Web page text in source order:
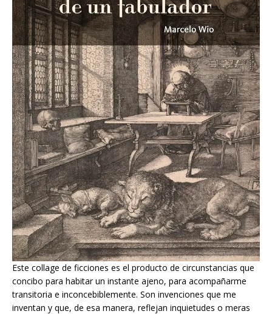
Este collage de ficciones es el producto de circunstancias que
concibo para habitar un instante ajeno, para acompañarme
transitoria e inconcebiblemente. Son invenciones que me
inventan y que, de esa manera, reflejan inquietudes o meras